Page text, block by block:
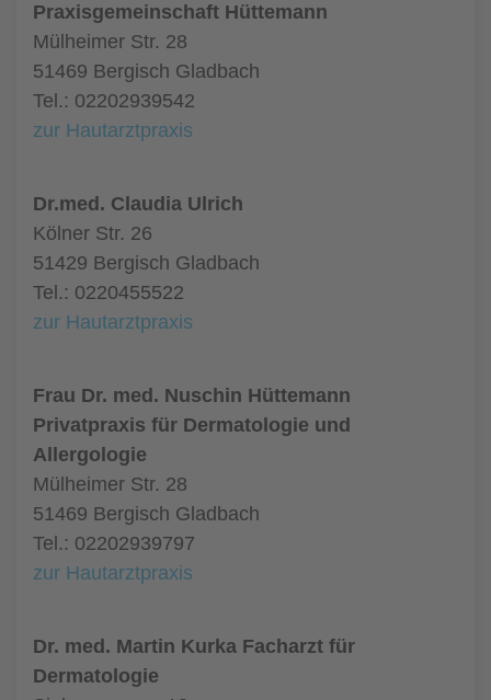
Praxisgemeinschaft Hüttemann
Mülheimer Str. 28
51469 Bergisch Gladbach
Tel.: 02202939542
zur Hautarztpraxis
Dr.med. Claudia Ulrich
Kölner Str. 26
51429 Bergisch Gladbach
Tel.: 0220455522
zur Hautarztpraxis
Frau Dr. med. Nuschin Hüttemann
Privatpraxis für Dermatologie und
Allergologie
Mülheimer Str. 28
51469 Bergisch Gladbach
Tel.: 02202939797
zur Hautarztpraxis
Dr. med. Martin Kurka Facharzt für
Dermatologie